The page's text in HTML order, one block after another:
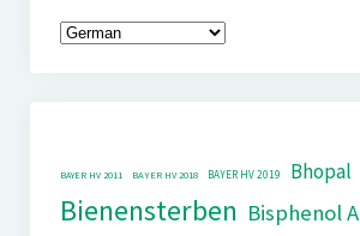
BAYER HV 2011 BAYER HV 2018 BAYER HV 2019 Bhopal
Bienensterben Bisphenol A